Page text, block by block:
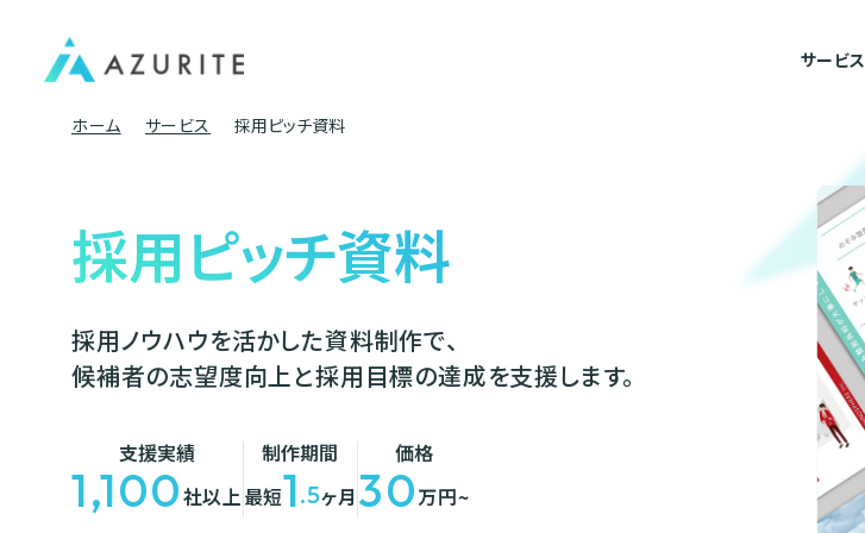
サービス
ホーム サービス 採用ピッチ資料
採用ピッチ資料
採用ノウハウを活かした資料制作で、
候補者の志望度向上と採用目標の達成を支援します。
支援実績
1,100社以上
制作期間
最短1.5ヶ月
価格
30万円~